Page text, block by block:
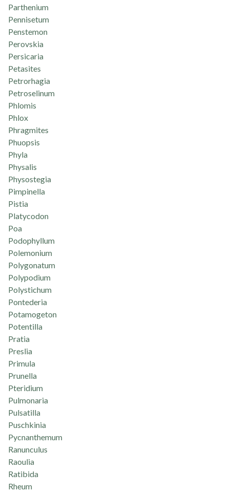
Parthenium
Pennisetum
Penstemon
Perovskia
Persicaria
Petasites
Petrorhagia
Petroselinum
Phlomis
Phlox
Phragmites
Phuopsis
Phyla
Physalis
Physostegia
Pimpinella
Pistia
Platycodon
Poa
Podophyllum
Polemonium
Polygonatum
Polypodium
Polystichum
Pontederia
Potamogeton
Potentilla
Pratia
Preslia
Primula
Prunella
Pteridium
Pulmonaria
Pulsatilla
Puschkinia
Pycnanthemum
Ranunculus
Raoulia
Ratibida
Rheum